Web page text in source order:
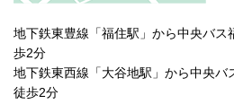
地下鉄東豊線「福住駅」から中央バス
歩2分
地下鉄東西線「大谷地駅」から中央バ
徒歩2分